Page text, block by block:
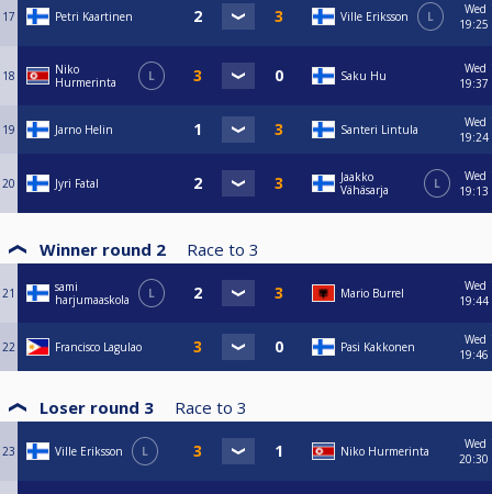
17 Petri Kaartinen Ville Eriksson L
Wed
19:25
18
Niko
Hurmerinta
L Saku Hu
Wed
19:37
19 Jarno Helin Santeri Lintula
Wed
19:24
20 Jyri Fatal
Jaakko
Vähäsarja
L
Wed
19:13
Winner round 2 Race to 3
21
sami
harjumaaskola
L Mario Burrel
Wed
19:44
22 Francisco Lagulao Pasi Kakkonen
Wed
19:46
Loser round 3 Race to 3
23 Ville Eriksson L Niko Hurmerinta
Wed
20:30